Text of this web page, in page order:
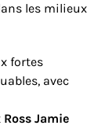
les milieux
fortes
avec
Ross Jamie